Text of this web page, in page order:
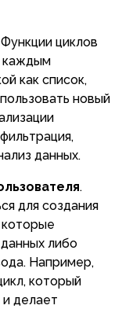
Функции циклов
каждым
как список,
новый
данных.
.
для создания
либо
Например,
который
и делает